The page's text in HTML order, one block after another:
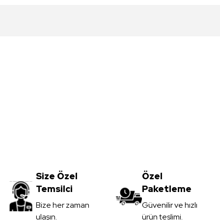
Gönder
3.450,00TL
KDV Dahil
Size Özel
Temsilci
Bize her zaman
ulaşın.
Özel
Paketleme
Güvenilir ve hızlı
ürün teslimi.